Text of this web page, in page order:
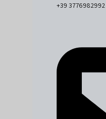
+39 3776982992